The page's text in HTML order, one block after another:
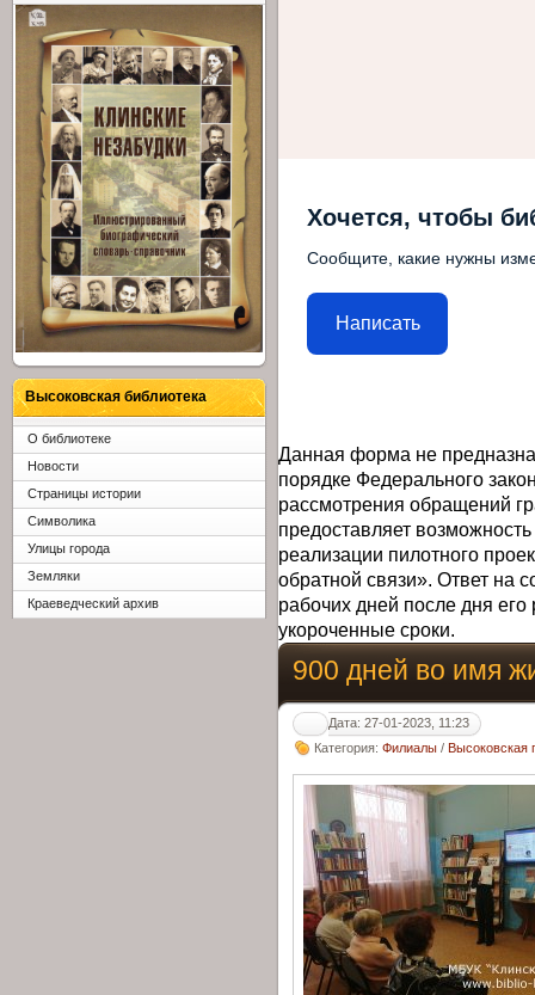
Хочется, чтобы
Сообщите, какие нужны
Написать
Данная форма не
порядке Федерального
рассмотрения обращений
предоставляет
реализации пилотного
обратной связи». Ответ на
рабочих дней после дня
укороченные сроки.
900 дней во имя
Дата: 27-01-2023, 11:23
Категория: Филиалы / Высоковская
Высоковская библиотека
О библиотеке
Новости
Страницы истории
Символика
Улицы города
Земляки
Краеведческий архив